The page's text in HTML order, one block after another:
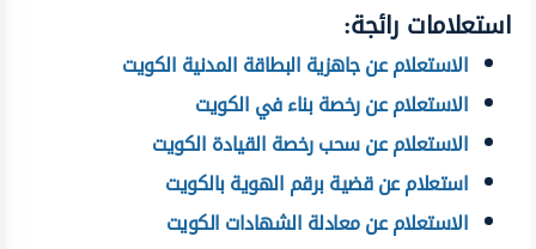
استعلامات رائجة:
الاستعلام عن جاهزية البطاقة المدنية الكويت
الاستعلام عن رخصة بناء في الكويت
الاستعلام عن سحب رخصة القيادة الكويت
استعلام عن قضية برقم الهوية بالكويت
الاستعلام عن معادلة الشهادات الكويت